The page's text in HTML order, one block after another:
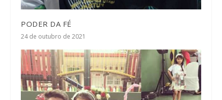
PODER DA FÉ
24 de outubro de 2021